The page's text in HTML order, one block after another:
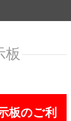
板
板のご利